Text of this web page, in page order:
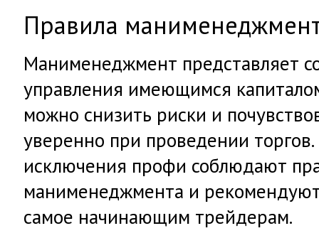
Правила
Манименеджмент представляет
управления имеющимся
можно снизить риски и
уверенно при проведении торгов.
исключения профи соблюдают
манименеджмента и
самое начинающим трейдерам.